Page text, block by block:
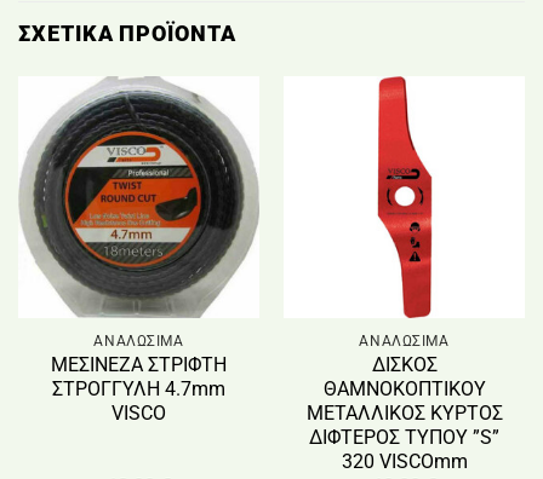
ΣΧΕΤΙΚΆ ΠΡΟΪΌΝΤΑ
ΑΝΑΛΩΣΙΜΑ
ΜΕΣΙΝΕΖΑ ΣΤΡΙΦΤΗ
ΣΤΡΟΓΓΥΛΗ 4.7mm
VISCO
ΑΝΑΛΩΣΙΜΑ
ΔΙΣΚΟΣ
ΘΑΜΝΟΚΟΠΤΙΚΟΥ
ΜΕΤΑΛΛΙΚΟΣ ΚΥΡΤΟΣ
ΔΙΦΤΕΡΟΣ ΤΥΠΟΥ ”S”
320 VISCOmm